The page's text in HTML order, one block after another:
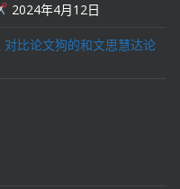
2024年4月12日
比论文狗的和文思慧达论